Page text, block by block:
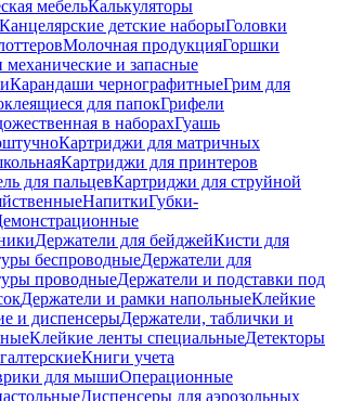
мебельКалькуляторы
Канцелярские детские наборыГоловки
Молочная продукцияГоршки
и запасные
Карандаши чернографитныеГрим для
для папокГрифели
в наборахГуашь
Картриджи для матричных
Картриджи для принтеров
для пальцевКартриджи для струйной
НапиткиГубки-
Держатели для бейджейКисти для
беспроводныеДержатели для
проводныеДержатели и подставки под
Держатели и рамки напольныеКлейкие
и диспенсерыДержатели, таблички и
Клейкие ленты специальныеДетекторы
Книги учета
для мышиОперационные
Диспенсеры для аэрозольных